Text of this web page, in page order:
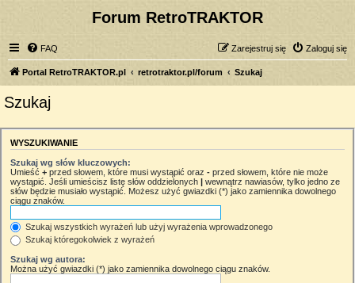
Forum RetroTRAKTOR
FAQ Zaloguj się
Zarejestruj się
Portal RetroTRAKTOR.pl retrotraktor.pl/forum Szukaj
Szukaj
WYSZUKIWANIE
Szukaj wg słów kluczowych:
Umieść + przed słowem, które musi wystąpić oraz - przed słowem, które nie może
wystąpić. Jeśli umieścisz listę słów oddzielonych | wewnątrz nawiasów, tylko jedno ze
słów będzie musiało wystąpić. Możesz użyć gwiazdki (*) jako zamiennika dowolnego
ciągu znaków.
Szukaj wszystkich wyrażeń lub użyj wyrażenia wprowadzonego
Szukaj któregokolwiek z wyrażeń
Szukaj wg autora:
Można użyć gwiazdki (*) jako zamiennika dowolnego ciągu znaków.